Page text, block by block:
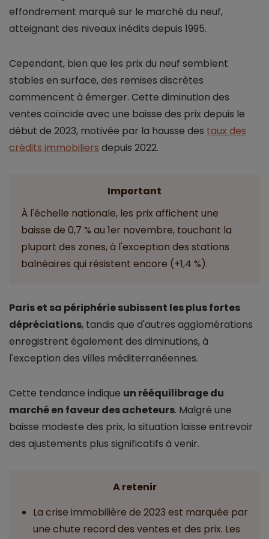
effondrement marqué sur le marché du neuf,
atteignant des niveaux inédits depuis 1995.
Cependant, bien que les prix du neuf semblent
stables en surface, des remises discrètes
commencent à émerger. Cette diminution des
ventes coïncide avec une baisse des prix depuis le
début de 2023, motivée par la hausse des taux des
crédits immobiliers depuis 2022.
Important
À l'échelle nationale, les prix affichent une
baisse de 0,7 % au 1er novembre, touchant la
plupart des zones, à l'exception des stations
balnéaires qui résistent encore (+1,4 %).
Paris et sa périphérie subissent les plus fortes
dépréciations, tandis que d'autres agglomérations
enregistrent également des diminutions, à
l'exception des villes méditerranéennes.
Cette tendance indique un rééquilibrage du
marché en faveur des acheteurs. Malgré une
baisse modeste des prix, la situation laisse entrevoir
des ajustements plus significatifs à venir.
A retenir
La crise immobilière de 2023 est marquée par
une chute record des ventes et des prix. Les